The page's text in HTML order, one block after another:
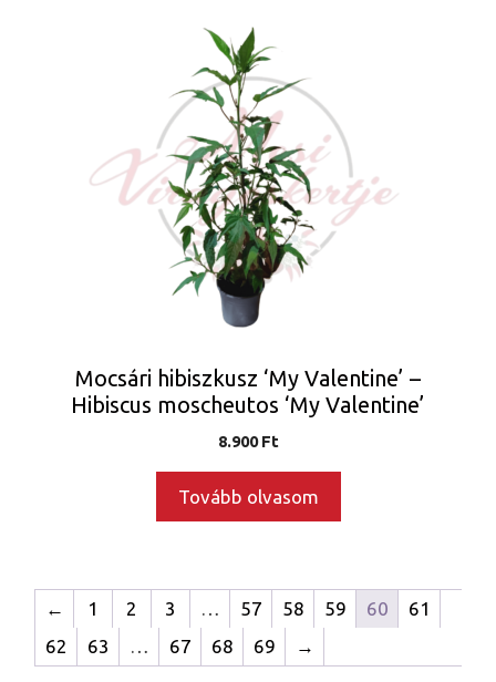
Mocsári hibiszkusz ‘My Valentine’ –
Hibiscus moscheutos ‘My Valentine’
8.900Ft
Tovább olvasom
← 1 2 3 … 57 58 59 60
61
62
63 … 67 68 69 →